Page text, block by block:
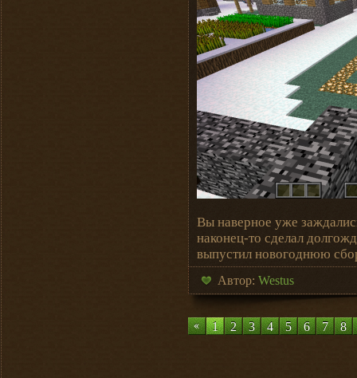
Вы наверное уже
наконец-то сделал
выпустил новогоднюю
Автор: Westus
1 2 3 4 5 6 7 8